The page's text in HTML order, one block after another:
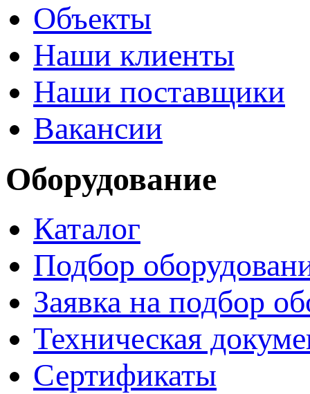
Объекты
Наши клиенты
Наши поставщики
Вакансии
Оборудование
Каталог
Подбор
Заявка на подбор
Техническая
Сертификаты